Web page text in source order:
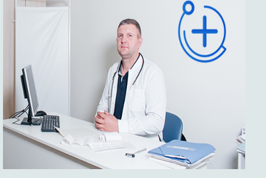
Психиатрия
Цены
Терапия
Контакты